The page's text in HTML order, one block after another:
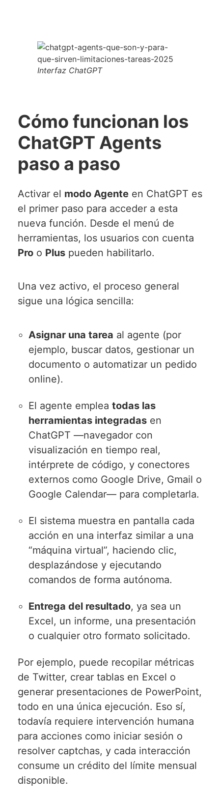
Interfaz ChatGPT
Cómo funcionan los
ChatGPT Agents
paso a paso
Activar el modo Agenteen ChatGPT es
el primer paso para acceder a esta
nueva función. Desde el menú de
herramientas, los usuarios con cuenta
Proo Pluspueden habilitarlo.
Una vez activo, el proceso general
sigue una lógica sencilla:
Asignar una tarea al agente (por
ejemplo, buscar datos, gestionar un
documento o automatizar un pedido
online).
El agente empleatodas las
herramientas integradas en
ChatGPT —navegador con
visualización en tiempo real,
intérprete de código, y conectores
externos como Google Drive, Gmail o
Google Calendar— para completarla.
El sistema muestra en pantalla cada
acción en una interfaz similar a una
“máquina virtual”, haciendo clic,
desplazándose y ejecutando
comandos de forma autónoma.
Entrega del resultado, ya sea un
Excel, un informe, una presentación
o cualquier otro formato solicitado.
Por ejemplo, puede recopilar métricas
de Twitter, crear tablas en Excel o
generar presentaciones de PowerPoint,
todo en una única ejecución. Eso sí,
todavía requiere intervención humana
para acciones como iniciar sesión o
resolver captchas, y cada interacción
consume un crédito del límite mensual
disponible.